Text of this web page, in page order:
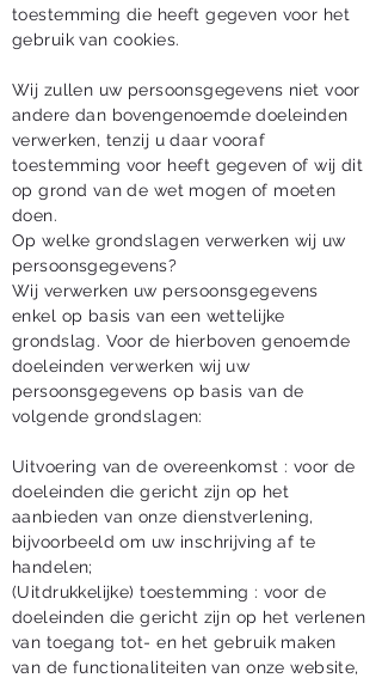
toestemming die heeft gegeven voor het
gebruik van cookies.
Wij zullen uw persoonsgegevens niet voor
andere dan bovengenoemde doeleinden
verwerken, tenzij u daar vooraf
toestemming voor heeft gegeven of wij dit
op grond van de wet mogen of moeten
doen.
Op welke grondslagen verwerken wij uw
persoonsgegevens?
Wij verwerken uw persoonsgegevens
enkel op basis van een wettelijke
grondslag. Voor de hierboven genoemde
doeleinden verwerken wij uw
persoonsgegevens op basis van de
volgende grondslagen:
Uitvoering van de overeenkomst : voor de
doeleinden die gericht zijn op het
aanbieden van onze dienstverlening,
bijvoorbeeld om uw inschrijving af te
handelen;
(Uitdrukkelijke) toestemming : voor de
doeleinden die gericht zijn op het verlenen
van toegang tot- en het gebruik maken
van de functionaliteiten van onze website,